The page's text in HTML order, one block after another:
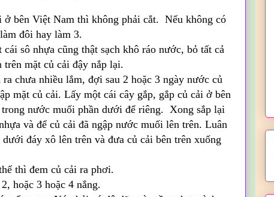
bên Việt Nam thì không phải cắt. Nếu không có
đôi hay làm 3.
sô nhựa cũng thật sạch khô ráo nước, bỏ tất cả
mặt củ cải đậy nắp lại.
chưa nhiều lắm, đợi sau 2 hoặc 3 ngày nước củ
mặt củ cải. Lấy một cái cây gắp, gắp củ cải ở bên
nước muối phần dưới để riêng. Xong sắp lại
và để củ cải đã ngập nước muối lên trên. Luân
đáy xô lên trên và đưa củ cải bên trên xuống
thì đem củ cải ra phơi.
hoặc 3 hoặc 4 nắng.